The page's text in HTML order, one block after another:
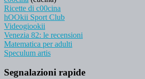
Ricette di c00cina
hOOkii Sport Club
Videogiookii
Venezia 82: le recensioni
Matematica per adulti
Speculum artis
Segnalazioni rapide